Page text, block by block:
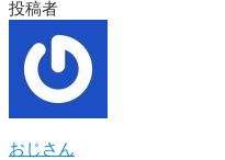
投稿者
おじさん